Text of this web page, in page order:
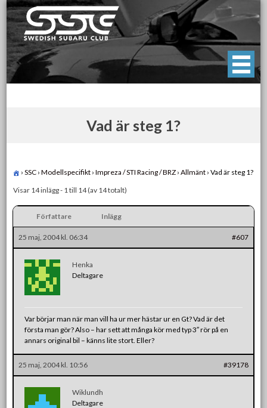
Skip
to
content
Swedish Subaru Club
För oss som älskar Subaru!
Vad är steg 1?
› SSC › Modellspecifikt › Impreza / STI Racing / BRZ › Allmänt › Vad är steg 1?
Visar 14 inlägg - 1 till 14 (av 14 totalt)
Författare Inlägg
25 maj, 2004 kl. 06:34 #607
Henka
Deltagare
Var börjar man när man vill ha ur mer hästar ur en Gt? Vad är det
första man gör? Also – har sett att många kör med typ 3″ rör på en
annars original bil – känns lite stort. Eller?
25 maj, 2004 kl. 10:56 #39178
Wiklundh
Deltagare